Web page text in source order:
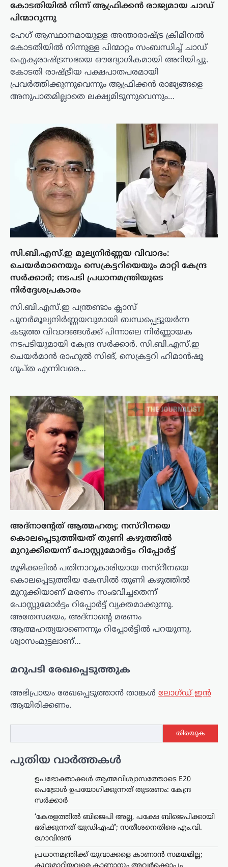
കോടതിയിൽ നിന്ന് ആഫ്രിക്കൻ രാജ്യമായ ചാഡ്
പിന്മാറുന്നു
ഹേഗ് ആസ്ഥാനമായുള്ള അന്താരാഷ്ട്ര ക്രിമിനൽ
കോടതിയിൽ നിന്നുള്ള പിന്മാറ്റം സംബന്ധിച്ച് ചാഡ്
ഐക്യരാഷ്ട്രസഭയെ ഔദ്യോഗികമായി അറിയിച്ചു.
കോടതി രാഷ്ട്രീയ പക്ഷപാതപരമായി
പ്രവർത്തിക്കുന്നുവെന്നും ആഫ്രിക്കൻ രാജ്യങ്ങളെ
അനുപാതമില്ലാതെ ലക്ഷ്യമിടുന്നുവെന്നും…
സി.ബി.എസ്.ഇ മൂല്യനിർണ്ണയ വിവാദം:
ചെയർമാനെയും സെക്രട്ടറിയെയും മാറ്റി കേന്ദ്ര
സർക്കാർ; നടപടി പ്രധാനമന്ത്രിയുടെ
നിർദ്ദേശപ്രകാരം
സി.ബി.എസ്.ഇ പന്ത്രണ്ടാം ക്ലാസ്
പുനർമൂല്യനിർണ്ണയവുമായി ബന്ധപ്പെട്ടുയർന്ന
കടുത്ത വിവാദങ്ങൾക്ക് പിന്നാലെ നിർണ്ണായക
നടപടിയുമായി കേന്ദ്ര സർക്കാർ. സി.ബി.എസ്.ഇ
ചെയർമാൻ രാഹുൽ സിങ്, സെക്രട്ടറി ഹിമാൻഷൂ
ഗുപ്ത എന്നിവരെ…
അദ്നാന്റേത് ആത്മഹത്യ; നസ്റീനയെ
കൊലപ്പെടുത്തിയത് തുണി കഴുത്തിൽ
മുറുക്കിയെന്ന് പോസ്റ്റുമോർട്ടം റിപ്പോർട്ട്
മൂഴിക്കലിൽ പതിനാറുകാരിയായ നസ്റീനയെ
കൊലപ്പെടുത്തിയ കേസിൽ തുണി കഴുത്തിൽ
മുറുക്കിയാണ് മരണം സംഭവിച്ചതെന്ന്
പോസ്റ്റുമോർട്ടം റിപ്പോർട്ട് വ്യക്തമാക്കുന്നു.
അതേസമയം, അദ്നാന്റെ മരണം
ആത്മഹത്യയാണെന്നും റിപ്പോർട്ടിൽ പറയുന്നു.
ശ്വാസംമുട്ടലാണ്…
മറുപടി രേഖപ്പെടുത്തുക
അഭിപ്രായം രേഖപ്പെടുത്താ‍ൻ താങ്കൾ ലോഗ്ഡ് ഇൻ
ആയിരിക്കണം.
തിരയുക
പുതിയ വാർത്തകൾ
ഉപഭോക്താക്കൾ ആത്മവിശ്വാസത്തോടെ E20
പെട്രോൾ ഉപയോഗിക്കുന്നത് തുടരണം: കേന്ദ്ര
സർക്കാർ
‘കേരളത്തിൽ ബിജെപി അല്ല, പക്ഷേ ബിജെപിക്കായി
ഭരിക്കുന്നത് യുഡിഎഫ്’; സതീശനെതിരെ എം.വി.
ഗോവിന്ദൻ
പ്രധാനമന്ത്രിക്ക് യുവാക്കളെ കാണാൻ സമയമില്ല;